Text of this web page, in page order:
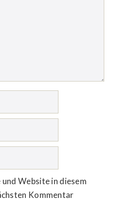
Website in diesem
Kommentar